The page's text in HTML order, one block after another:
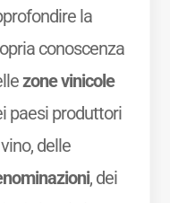
la
conoscenza
zone vinicole
paesi produttori
delle
, dei